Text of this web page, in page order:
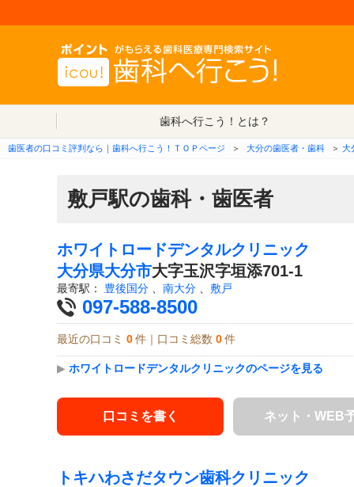
歯科へ行こう！とは？
歯医者の口コミ評判なら｜歯科へ行こう！ＴＯＰページ ＞ 大分の歯医者・歯科 ＞ 大
敷戸駅の歯科・歯医者
ホワイトロードデンタルクリニック
大分県大分市大字玉沢字垣添701-1
最寄駅： 豊後国分 南大分 敷戸
097-588-8500
最近の口コミ 0 件｜口コミ総数 0 件
▶ ホワイトロードデンタルクリニックのページを見る
口コミを書く ネット・WEB
トキハわさだタウン歯科クリニック